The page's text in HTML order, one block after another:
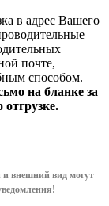
в адрес Вашего
почте,
способом.
на бланке за
и внешний вид могут
ления!